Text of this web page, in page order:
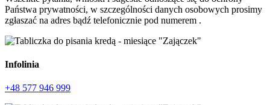
Państwa prywatności, w szczególności danych osobowych prosimy
zgłaszać na adres bądź telefonicznie pod numerem .
Infolinia
+48 577 946 999